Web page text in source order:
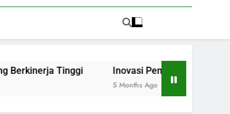
Inovasi Pembelajaran Campuran: